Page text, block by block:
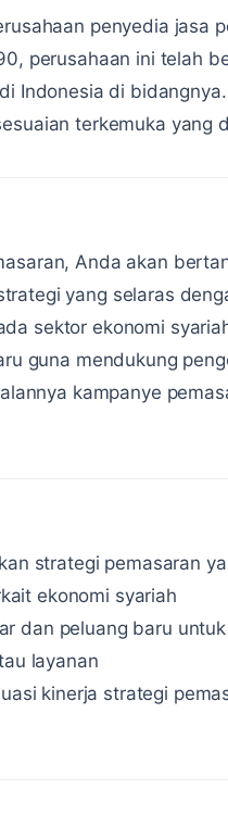
penyedia jasa
perusahaan ini telah
Indonesia di
terkemuka yang
Anda akan
yang selaras
sektor ekonomi
guna mendukung
kampanye
strategi pemasaran
ekonomi syariah
dan peluang baru
layanan
kinerja strategi